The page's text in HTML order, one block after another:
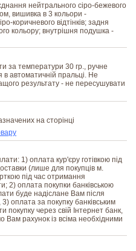
нейтрального сіро-бежевого
вишивка в 3 кольори -
коричневого відтінків; задня
кольору; внутрішня подушка -
за температури 30 гр., ручне
автоматичній пральці. Не
результату - не пересушувати
на сторінці
1) оплата кур'єру готівкою під
(лише для покупців м.
під час отримання
2) оплата покупки банківською
буде надіслане Вам після
оплата за покупку банківським
через свій Інтернет банк,
рахунок із всіма необхідними